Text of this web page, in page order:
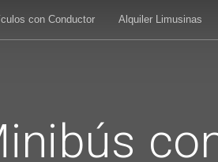
con Conductor Alquiler Limusinas